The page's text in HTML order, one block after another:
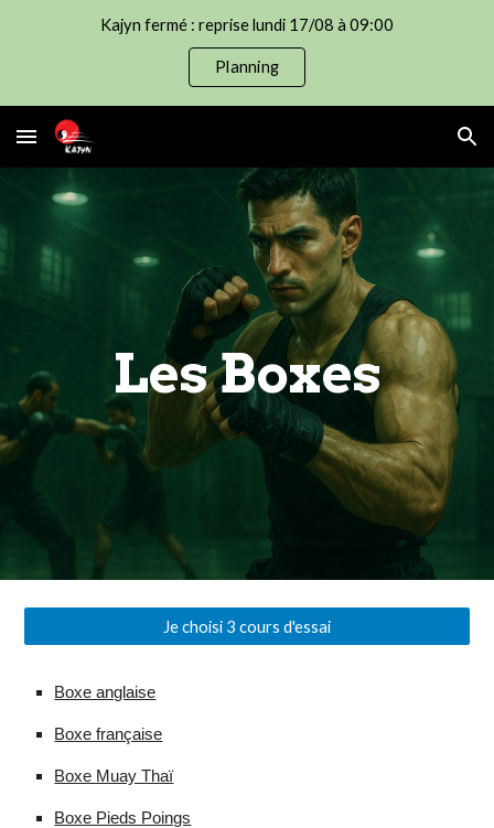
Skip to main content
Kajyn fermé : reprise lundi 17/08 à 09:00
Planning
Les Boxes
Je choisi 3 cours d'essai
Boxe anglaise
Boxe française
Boxe Muay Thaï
Boxe Pieds Poings